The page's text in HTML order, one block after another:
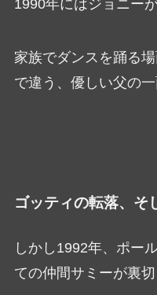
1990年にはジョニーが
家族でダンスを踊る
で違う、優しい父の
ゴッティの転落、そ
しかし1992年、ポー
ての仲間サミーが裏